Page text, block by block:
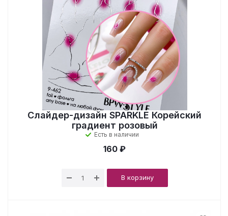
Слайдер-дизайн SPARKLE Корейский
градиент розовый
Есть в наличии
160 ₽
В корзину